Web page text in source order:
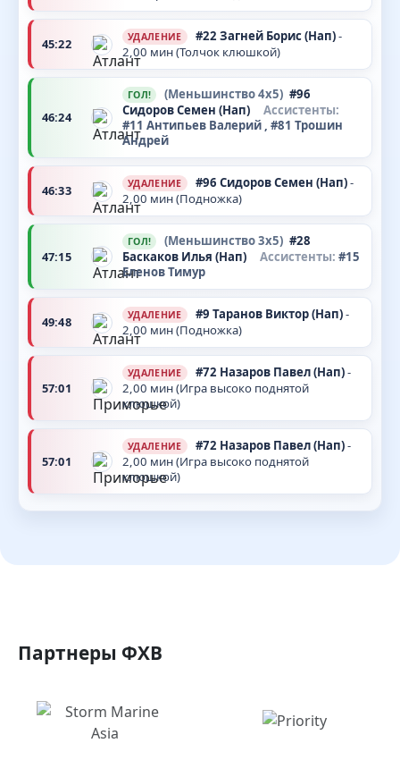
45:22 УДАЛЕНИЕ #22 Загней Борис(Нап)-
2,00 мин (Толчок клюшкой)
46:24
ГОЛ! (Меньшинство 4x5) #96
Сидоров Семен (Нап)
Ассистенты:
#11 Антипьев Валерий , #81 Трошин
Андрей
46:33 УДАЛЕНИЕ #96 Сидоров Семен (Нап)-
2,00 мин (Подножка)
47:15
ГОЛ! (Меньшинство 3x5) #28
Баскаков Илья (Нап) Ассистенты: #15
Еленов Тимур
49:48 УДАЛЕНИЕ #9 Таранов Виктор(Нап)-
2,00 мин (Подножка)
57:01
УДАЛЕНИЕ #72 Назаров Павел(Нап)-
2,00 мин (Игра высоко поднятой
клюшкой)
57:01
УДАЛЕНИЕ #72 Назаров Павел(Нап)-
2,00 мин (Игра высоко поднятой
клюшкой)
Партнеры ФХВ